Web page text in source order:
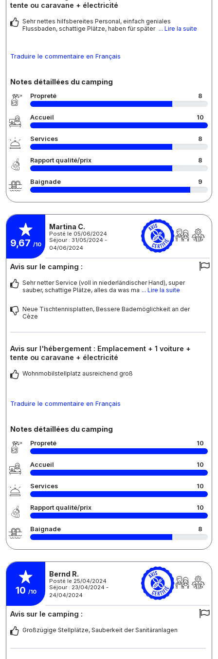
tente ou caravane + électricité
Sehr nettes hilfsbereites Personal, einfach geniales
Flussbaden, schattige Plätze, haben für später ... Lire la suite
Traduire le commentaire en Français
Notes détaillées du camping
Propreté 8
Accueil 10
Services 8
Rapport qualité/prix 8
Baignade 9
9,67 /10
Martina C.
Posté le 05/06/2024
Séjour : 31/05/2024 -
04/06/2024
Avis sur le camping :
Sehr netter Service (voll in niederländischer Hand), super
sauber, schattige Plätze, alles da was ma ... Lire la suite
Neue Tischtennisplatten, Bessere Bademöglichkeit an der
Cèze
Avis sur l'hébergement : Emplacement + 1 voiture +
tente ou caravane + électricité
Wohnmobilstellplatz ausreichend groß
Traduire le commentaire en Français
Notes détaillées du camping
Propreté 10
Accueil 10
Services 10
Rapport qualité/prix 10
Baignade 8
10 /10
Bernd R.
Posté le 25/04/2024
Séjour : 23/04/2024 -
24/04/2024
Avis sur le camping :
Großzügige Stellplätze, Sauberkeit der Sanitäranlagen